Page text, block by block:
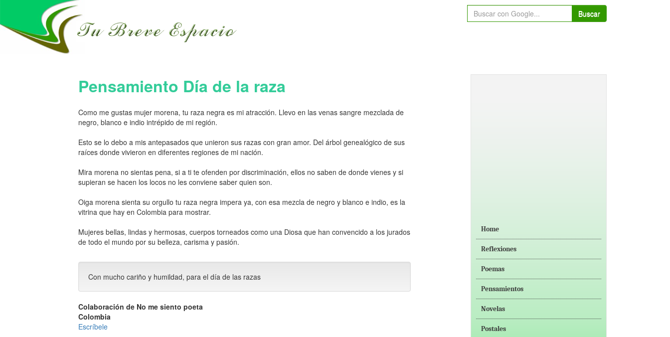
Buscar
Pensamiento Día de la raza
Como me gustas mujer morena, tu raza negra es mi atracción. Llevo en las venas sangre mezclada de
negro, blanco e indio intrépido de mi región.
Esto se lo debo a mis antepasados que unieron sus razas con gran amor. Del árbol genealógico de sus
raíces donde vivieron en diferentes regiones de mi nación.
Mira morena no sientas pena, si a ti te ofenden por discriminación, ellos no saben de donde vienes y si
supieran se hacen los locos no les conviene saber quien son.
Oiga morena sienta su orgullo tu raza negra impera ya, con esa mezcla de negro y blanco e indio, es la
vitrina que hay en Colombia para mostrar.
Mujeres bellas, lindas y hermosas, cuerpos torneados como una Diosa que han convencido a los jurados
de todo el mundo por su belleza, carisma y pasión.
Con mucho cariño y humildad, para el día de las razas
Colaboración de No me siento poeta
Colombia
Escríbele
Home
Reflexiones
Poemas
Pensamientos
Novelas
Postales